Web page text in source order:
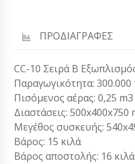
ΠΡΟΔΙΑΓΡΑΦΕΣ
CC-10 Σειρά Β
Παραγωγικότητα:
Πισόμενος αέρας: 0,25
Διαστάσεις: 500x400x750
Μεγέθος συσκευής:
Βάρος: 15 κιλά
Βάρος αποστολής: 16 κιλά